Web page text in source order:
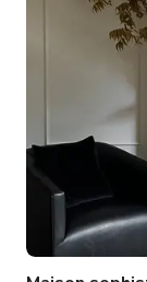
Aucun permis